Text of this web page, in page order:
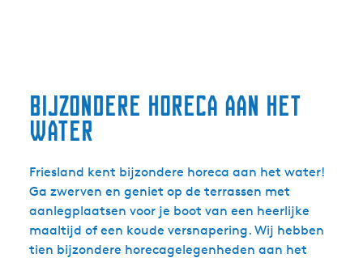
Bijzondere horeca aan het
water
Friesland kent bijzondere horeca aan het water!
Ga zwerven en geniet op de terrassen met
aanlegplaatsen voor je boot van een heerlijke
maaltijd of een koude versnapering. Wij hebben
tien bijzondere horecagelegenheden aan het